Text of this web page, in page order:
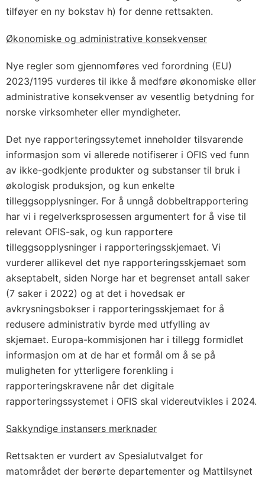
tilføyer en ny bokstav h) for denne rettsakten.
Økonomiske og administrative konsekvenser
Nye regler som gjennomføres ved forordning (EU)
2023/1195 vurderes til ikke å medføre økonomiske eller
administrative konsekvenser av vesentlig betydning for
norske virksomheter eller myndigheter.
Det nye rapporteringssytemet inneholder tilsvarende
informasjon som vi allerede notifiserer i OFIS ved funn
av ikke-godkjente produkter og substanser til bruk i
økologisk produksjon, og kun enkelte
tilleggsopplysninger. For å unngå dobbeltrapportering
har vi i regelverksprosessen argumentert for å vise til
relevant OFIS-sak, og kun rapportere
tilleggsopplysninger i rapporteringsskjemaet. Vi
vurderer allikevel det nye rapporteringsskjemaet som
akseptabelt, siden Norge har et begrenset antall saker
(7 saker i 2022) og at det i hovedsak er
avkrysningsbokser i rapporteringsskjemaet for å
redusere administrativ byrde med utfylling av
skjemaet. Europa-kommisjonen har i tillegg formidlet
informasjon om at de har et formål om å se på
muligheten for ytterligere forenkling i
rapporteringskravene når det digitale
rapporteringssystemet i OFIS skal videreutvikles i 2024.
Sakkyndige instansers merknader
Rettsakten er vurdert av Spesialutvalget for
matområdet der berørte departementer og Mattilsynet